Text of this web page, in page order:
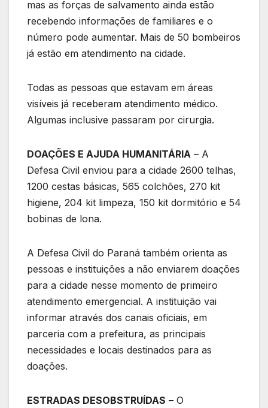
mas as forças de salvamento ainda estão
recebendo informações de familiares e o
número pode aumentar. Mais de 50 bombeiros
já estão em atendimento na cidade.
Todas as pessoas que estavam em áreas
visíveis já receberam atendimento médico.
Algumas inclusive passaram por cirurgia.
DOAÇÕES E AJUDA HUMANITÁRIA – A
Defesa Civil enviou para a cidade 2600 telhas,
1200 cestas básicas, 565 colchões, 270 kit
higiene, 204 kit limpeza, 150 kit dormitório e 54
bobinas de lona.
A Defesa Civil do Paraná também orienta as
pessoas e instituições a não enviarem doações
para a cidade nesse momento de primeiro
atendimento emergencial. A instituição vai
informar através dos canais oficiais, em
parceria com a prefeitura, as principais
necessidades e locais destinados para as
doações.
ESTRADAS DESOBSTRUÍDAS – O